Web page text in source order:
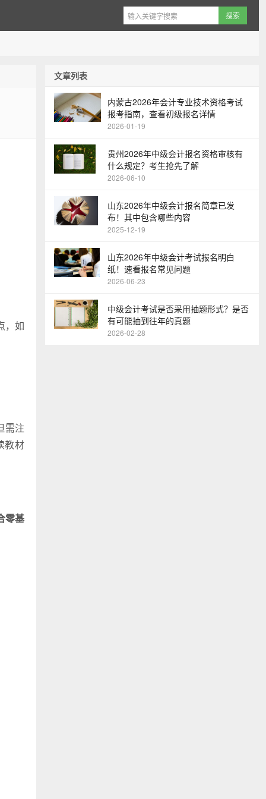
，如
需注
教材
零基
文章列表
内蒙古2026年会计专业技术资格考试
报考指南，查看初级报名详情
2026-01-19
贵州2026年中级会计报名资格审核有
什么规定？考生抢先了解
2026-06-10
山东2026年中级会计报名简章已发
布！其中包含哪些内容
2025-12-19
山东2026年中级会计考试报名明白
纸！速看报名常见问题
2026-06-23
中级会计考试是否采用抽题形式？是否
有可能抽到往年的真题
2026-02-28